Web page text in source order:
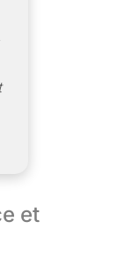
et